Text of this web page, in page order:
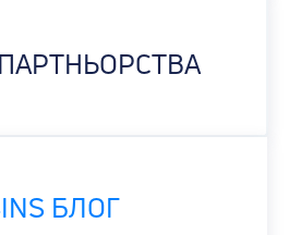
БЛОГ